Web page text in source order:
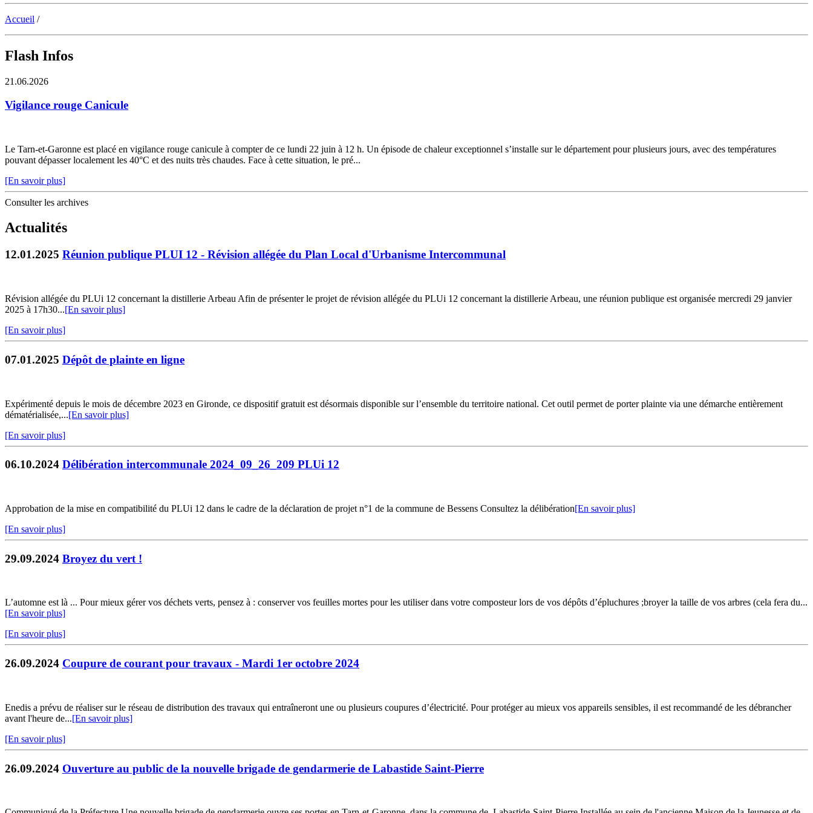
Accueil /
Flash Infos
21.06.2026
Vigilance rouge Canicule
Le Tarn-et-Garonne est placé en vigilance rouge canicule à compter de ce lundi 22 juin à 12 h. Un épisode de chaleur exceptionnel s’installe sur le département pour plusieurs jours, avec des températures
pouvant dépasser localement les 40°C et des nuits très chaudes. Face à cette situation, le pré...
[En savoir plus]
Consulter les archives
Actualités
12.01.2025 Réunion publique PLUI 12 - Révision allégée du Plan Local d'Urbanisme Intercommunal
Révision allégée du PLUi 12 concernant la distillerie Arbeau Afin de présenter le projet de révision allégée du PLUi 12 concernant la distillerie Arbeau, une réunion publique est organisée mercredi 29 janvier
2025 à 17h30...[En savoir plus]
[En savoir plus]
07.01.2025 Dépôt de plainte en ligne
Expérimenté depuis le mois de décembre 2023 en Gironde, ce dispositif gratuit est désormais disponible sur l’ensemble du territoire national. Cet outil permet de porter plainte via une démarche entièrement
dématérialisée,...[En savoir plus]
[En savoir plus]
06.10.2024 Délibération intercommunale 2024_09_26_209 PLUi 12
Approbation de la mise en compatibilité du PLUi 12 dans le cadre de la déclaration de projet n°1 de la commune de Bessens Consultez la délibération[En savoir plus]
[En savoir plus]
29.09.2024 Broyez du vert !
L’automne est là ... Pour mieux gérer vos déchets verts, pensez à : conserver vos feuilles mortes pour les utiliser dans votre composteur lors de vos dépôts d’épluchures ;broyer la taille de vos arbres (cela fera du...
[En savoir plus]
[En savoir plus]
26.09.2024 Coupure de courant pour travaux - Mardi 1er octobre 2024
Enedis a prévu de réaliser sur le réseau de distribution des travaux qui entraîneront une ou plusieurs coupures d’électricité. Pour protéger au mieux vos appareils sensibles, il est recommandé de les débrancher
avant l'heure de...[En savoir plus]
[En savoir plus]
26.09.2024 Ouverture au public de la nouvelle brigade de gendarmerie de Labastide Saint-Pierre